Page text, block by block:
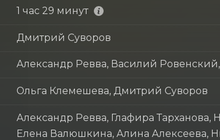
1 час 29 минут
Дмитрий Суворов
Александр Ревва, Василий
Ольга Клемешева, Дмитрий Суворов
Александр Ревва, Глафира
Елена Валюшкина, Алина Алексеева,